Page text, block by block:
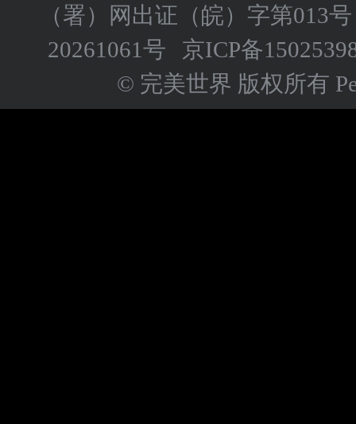
（署）网出证（皖）字第013号
20261061号
京ICP备
© 完美世界 版权所有